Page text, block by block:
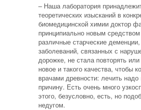
– Наша лаборатория
теоретических изысканий в
биомедицинской химии доктор
принципиально новым
различные старческие
заболеваний, связанных с
дорожке, не стала повторять
новое и такого качества, чтобы
врачами древности: лечить
причину. Есть очень много
этого, безусловно, есть, но
недугом.